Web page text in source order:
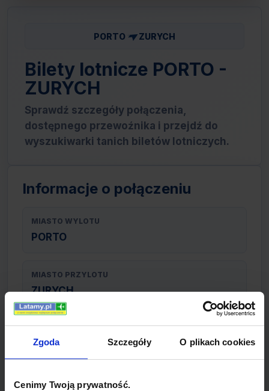
Zgoda Szczegóły O plikach cookies
Cenimy Twoją prywatność.
PORTO ZURYCH
Bilety lotnicze PORTO -
ZURYCH
Sprawdź szczegóły połączenia,
dostępnego przewoźnika i przejdź do
wyszukiwarki tanich biletów lotniczych.
Informacje o połączeniu
MIASTO WYLOTU
PORTO
MIASTO PRZYLOTU
ZURYCH
TYP POŁĄCZENIA
bezpośrednie
REZERWACJA